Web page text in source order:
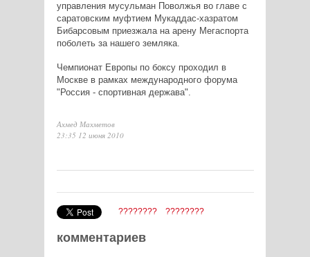
управления мусульман Поволжья во главе с
саратовским муфтием Мукаддас-хазратом
Бибарсовым приезжала на арену Мегаспорта
поболеть за нашего земляка.
Чемпионат Европы по боксу проходил в
Москве в рамках международного форума
"Россия - спортивная держава".
Ахмед Махметов
23:35 12 июня 2010
???????? ????????
комментариев